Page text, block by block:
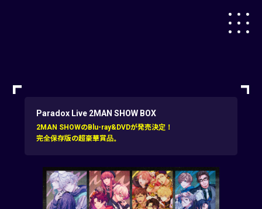
Paradox Live 2MAN SHOW BOX
2MAN SHOWのBlu-ray&DVDが発売決定！
完全保存版の超豪華賞品。